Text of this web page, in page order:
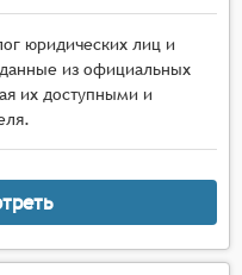
юридических лиц и
из официальных
их доступными и